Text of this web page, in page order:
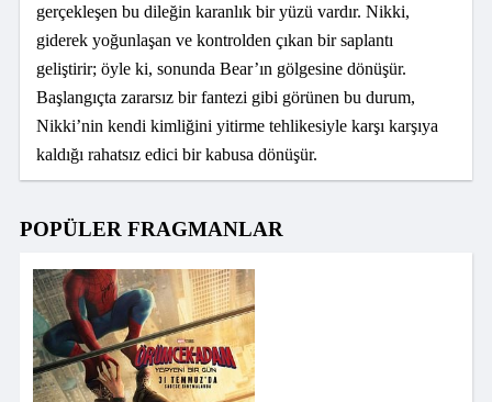
gerçekleşen bu dileğin karanlık bir yüzü vardır. Nikki,
giderek yoğunlaşan ve kontrolden çıkan bir saplantı
geliştirir; öyle ki, sonunda Bear’ın gölgesine dönüşür.
Başlangıçta zararsız bir fantezi gibi görünen bu durum,
Nikki’nin kendi kimliğini yitirme tehlikesiyle karşı karşıya
kaldığı rahatsız edici bir kabusa dönüşür.
POPÜLER FRAGMANLAR